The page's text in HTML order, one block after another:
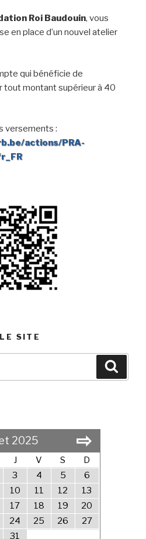
Roi Baudouin, vous
en place d’un nouvel atelier
qui bénéficie de
tout montant supérieur à 40
versements :
actions/PRA-
SITE
2025 ⇨
J V S
D
3 4 5
6
10 11 12
13
17 18 19
20
24 25 26
27
31